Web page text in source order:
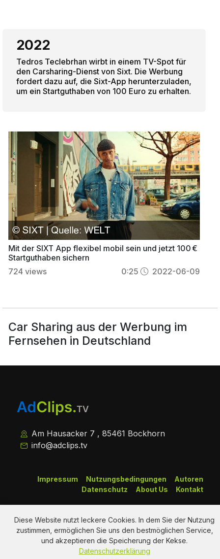
Diese Website nutzt leckere Cookies. In dem Sie der Nutzung
zustimmen, ermöglichen Sie uns den bestmöglichen Service,
und akzeptieren die Speicherung der Kekse.
Datenschutzerklärung
2022
Tedros Teclebrhan wirbt in einem TV-Spot für
den Carsharing-Dienst von Sixt. Die Werbung
fordert dazu auf, die Sixt-App herunterzuladen,
um ein Startguthaben von 100 Euro zu erhalten.
Mit der SIXT App flexibel mobil sein und jetzt 100 €
Startguthaben sichern
724 views 0:25 2022-06-09
Car Sharing aus der Werbung im
Fernsehen in Deutschland
Am Hausacker 7 , 85461 Bockhorn
info@adclips.tv
Autoren
Nutzungsbedingungen
Impressum
Kontakt
About Us
Datenschutz